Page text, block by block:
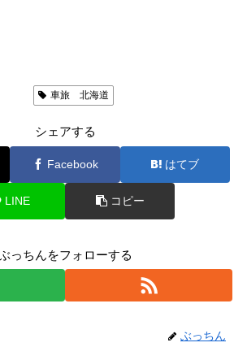
車旅 北海道
シェアする
Facebook はてブ
LINE コピー
っちんをフォローする
ぶっちん